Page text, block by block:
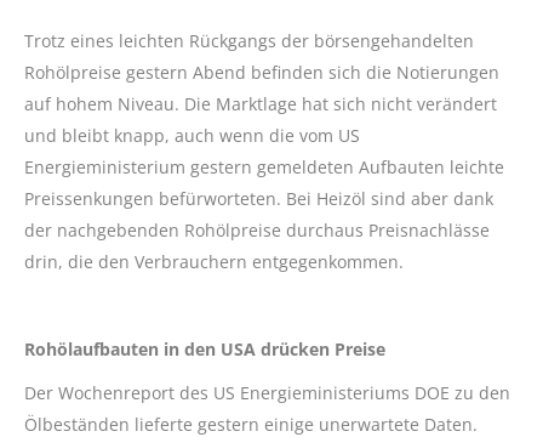
Trotz eines leichten Rückgangs der börsengehandelten
Rohölpreise gestern Abend befinden sich die Notierungen
auf hohem Niveau. Die Marktlage hat sich nicht verändert
und bleibt knapp, auch wenn die vom US
Energieministerium gestern gemeldeten Aufbauten leichte
Preissenkungen befürworteten. Bei Heizöl sind aber dank
der nachgebenden Rohölpreise durchaus Preisnachlässe
drin, die den Verbrauchern entgegenkommen.
Rohölaufbauten in den USA drücken Preise
Der Wochenreport des US Energieministeriums DOE zu den
Ölbeständen lieferte gestern einige unerwartete Daten.